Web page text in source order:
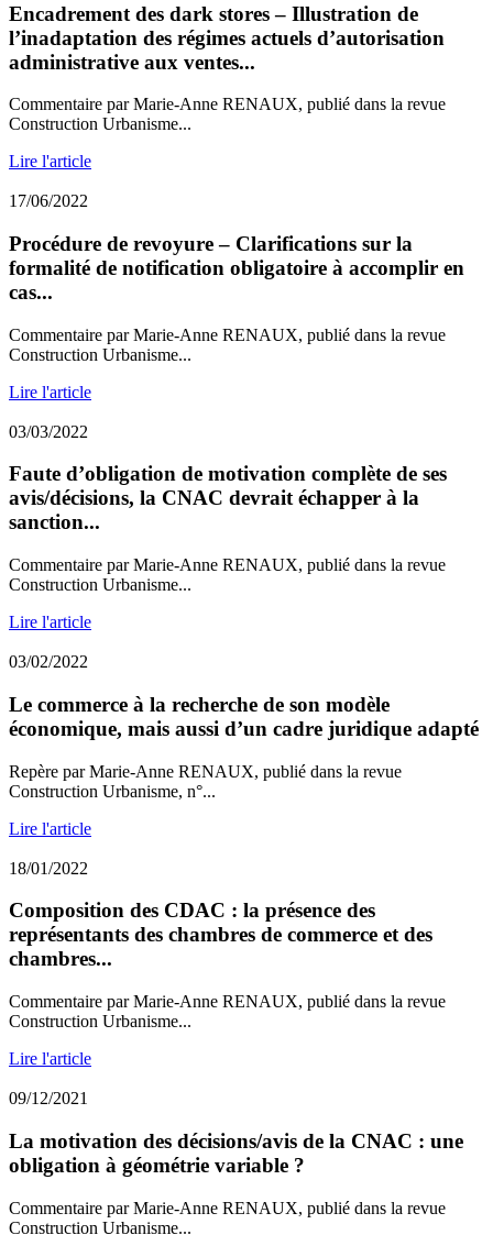
Encadrement des dark stores – Illustration de
l’inadaptation des régimes actuels d’autorisation
administrative aux ventes...
Commentaire par Marie-Anne RENAUX, publié dans la revue
Construction Urbanisme...
Lire l'article
17/06/2022
Procédure de revoyure – Clarifications sur la
formalité de notification obligatoire à accomplir en
cas...
Commentaire par Marie-Anne RENAUX, publié dans la revue
Construction Urbanisme...
Lire l'article
03/03/2022
Faute d’obligation de motivation complète de ses
avis/décisions, la CNAC devrait échapper à la
sanction...
Commentaire par Marie-Anne RENAUX, publié dans la revue
Construction Urbanisme...
Lire l'article
03/02/2022
Le commerce à la recherche de son modèle
économique, mais aussi d’un cadre juridique adapté
Repère par Marie-Anne RENAUX, publié dans la revue
Construction Urbanisme, n°...
Lire l'article
18/01/2022
Composition des CDAC : la présence des
représentants des chambres de commerce et des
chambres...
Commentaire par Marie-Anne RENAUX, publié dans la revue
Construction Urbanisme...
Lire l'article
09/12/2021
La motivation des décisions/avis de la CNAC : une
obligation à géométrie variable ?
Commentaire par Marie-Anne RENAUX, publié dans la revue
Construction Urbanisme...